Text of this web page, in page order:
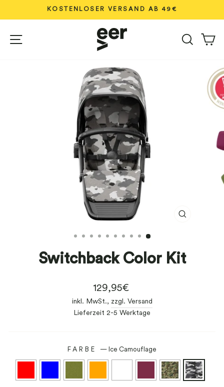
zum
Diashow
KOSTENLOSER VERSAND AB 49€
Suche
Switchback Color Kit
Normaler
Preis
129,95€
inkl. MwSt., zzgl. Versand
Lieferzeit 2-5 Werktage
FARBE — Ice Camouflage